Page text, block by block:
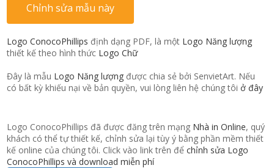
Chỉnh sửa mẫu này
Logo ConocoPhillips định dạng PDF, là một Logo Năng lượng
thiết kế theo hình thức Logo Chữ
Đây là mẫu Logo Năng lượng được chia sẻ bởi SenvietArt. Nếu
có bất kỳ khiếu nại về bản quyền, vui lòng liên hệ chúng tôiở đây
Logo ConocoPhillips đã được đăng trên mạng Nhà in Online, quý
khách có thể tự thiết kế, chỉnh sửa lại tùy ý bằng phần mềm thiết
kế online của chúng tôi. Click vào link trên đểchỉnh sửa Logo
ConocoPhillips và download miễn phí